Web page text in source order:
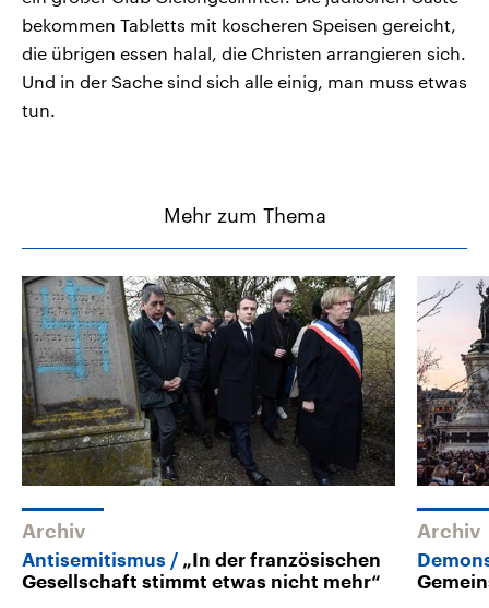
bekommen Tabletts mit koscheren Speisen gereicht,
die übrigen essen halal, die Christen arrangieren sich.
Und in der Sache sind sich alle einig, man muss etwas
tun.
Mehr zum Thema
Archiv
Antisemitismus
„In der französischen
Gesellschaft stimmt etwas nicht mehr“
Archiv